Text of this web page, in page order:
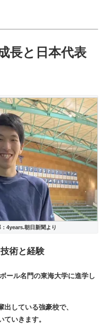
長と日本代表
4years.朝日新聞より
術と経験
ール名門の東海大学に進学し
している強豪校で、
いきます。